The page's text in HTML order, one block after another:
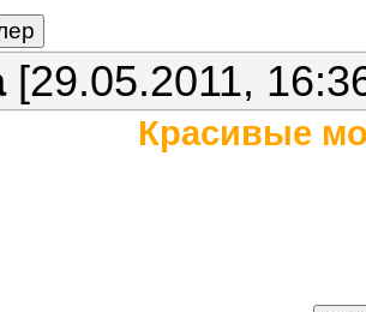
[29.05.2011,
Красивые